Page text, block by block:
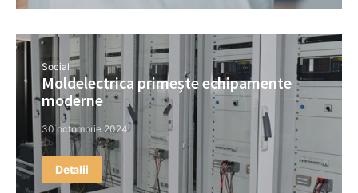
Social
Moldelectrica primește echipamente
moderne
30 octombrie 2024
Detalii